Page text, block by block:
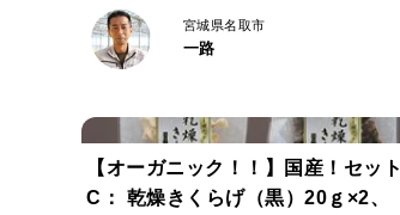
宮城県名取市
一路
【オーガニック！！】国産！セット
C： 乾燥きくらげ（黒）20ｇ×2、